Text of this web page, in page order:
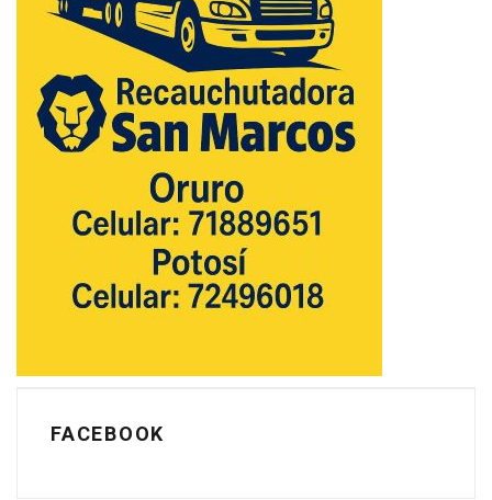
FACEBOOK